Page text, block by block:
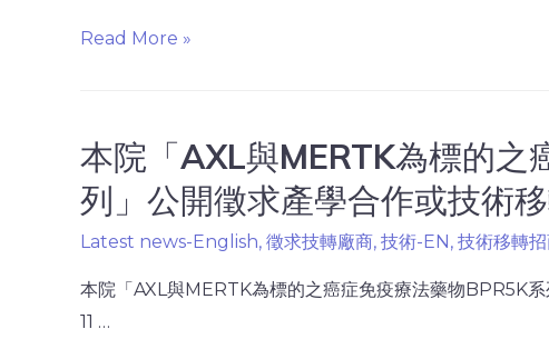
Read More »
本院「AXL與MERTK為標的之
列」公開徵求產學合作或技術
Latest news-English, 徵求技轉廠商, 技術-EN, 技術移轉
本院「AXL與MERTK為標的之癌症免疫療法藥物BPR5K
11 …